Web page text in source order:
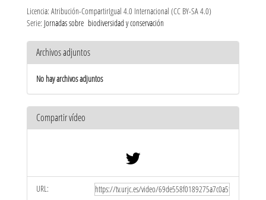
Licencia: Atribución-CompartirIgual 4.0 Internacional (CC BY-SA 4.0)
Serie: Jornadas sobre biodiversidad y conservación
Archivos adjuntos
No hay archivos adjuntos
Compartir vídeo
URL: